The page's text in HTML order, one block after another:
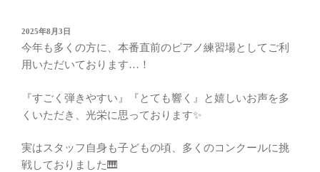
投
稿
2025年8月3日
今年も多くの方に、本番直前のピアノ練習場としてご利
用いただいております…！
『すごく弾きやすい』『とても響く』と嬉しいお声を多
くいただき、光栄に思っております✨
実はスタッフ自身も子どもの頃、多くのコンクールに挑
戦しておりました🎹